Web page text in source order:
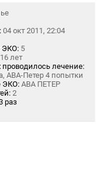
04 окт 2011, 22:04
ЭКО: 5
16 лет
проводилось лечение:
АВА-Петер 4 попытки
ЭКО: АВА ПЕТЕР
2
раз